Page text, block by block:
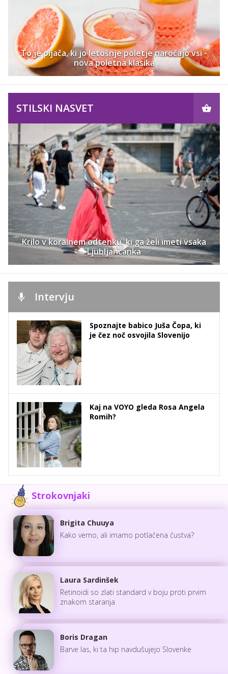
To je pijača, ki jo letošnje poletje naročajo vsi -
nova poletna klasika
STILSKI NASVET
Krilo v koralnem odtenku, ki ga želi imeti vsaka
Ljubljančanka
Intervju
Spoznajte babico Juša Čopa, ki
je čez noč osvojila Slovenijo
Kaj na VOYO gleda Rosa Angela
Romih?
Strokovnjaki
Brigita Chuuya
Kako vemo, ali imamo potlačena čustva?
Laura Sardinšek
Retinoidi so zlati standard v boju proti prvim
znakom staranja
Boris Dragan
Barve las, ki ta hip navdušujejo Slovenke